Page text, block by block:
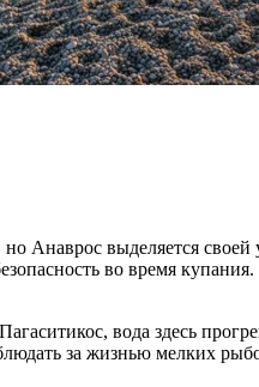
Анаврос выделяется
во время
вода здесь
за жизнью мелких